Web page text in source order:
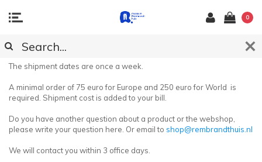
0
CUSTOMER SERVICE
The shipment dates are once a week.
A minimal order of 75 euro for Europe and 250 euro for World is
required. Shipment cost is added to your bill.
Do you have another question about a product or the webshop,
please write your question here. Or email to shop@rembrandthuis.nl
We will contact you within 3 office days.